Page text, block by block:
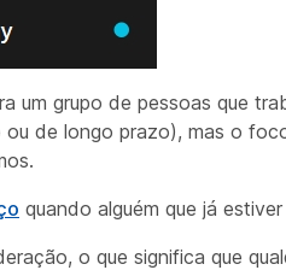
um grupo de pessoas que
ou de longo prazo), mas o
quando alguém que já
o que significa que